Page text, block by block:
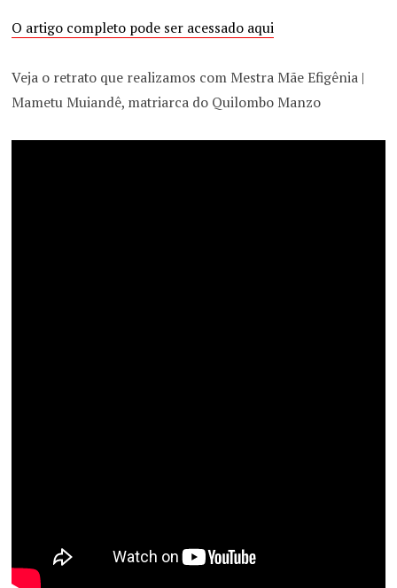
O artigo completo pode ser acessado aqui
Veja o retrato que realizamos com Mestra Mãe Efigênia |
Mametu Muiandê, matriarca do Quilombo Manzo